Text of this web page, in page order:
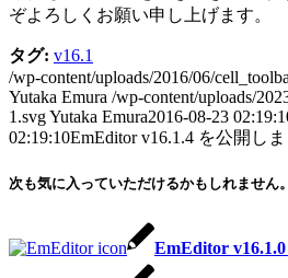
ぞよろしくお願い申し上げます。
タグ: v16.1
/wp-content/uploads/2016/06/
Yutaka Emura /wp-content/uploads/
1.svgYutaka Emura2016-08-23
02:19:10EmEditor v16.1.4 を公開しま
次も気に入っていただけるかもしれません。
EmEditor